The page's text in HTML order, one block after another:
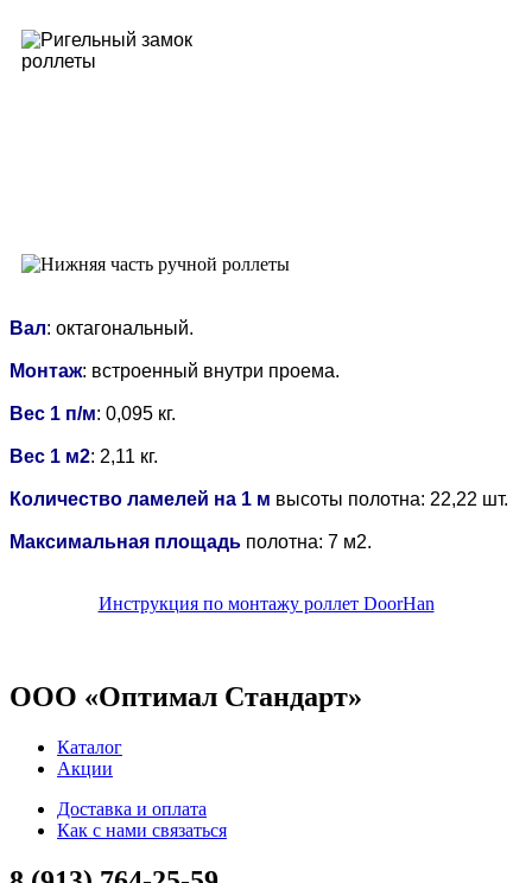
Вал: октагональный.
Монтаж: встроенный внутри проема.
Вес 1 п/м: 0,095 кг.
Вес 1 м2: 2,11 кг.
Количество ламелей на 1 м высоты полотна: 22,22 шт.
Максимальная площадь полотна: 7 м2.
Инструкция по монтажу роллет DoorHan
ООО «Оптимал Стандарт»
Каталог
Акции
Доставка и оплата
Как с нами связаться